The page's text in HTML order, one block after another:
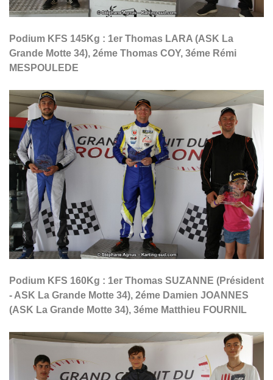
Podium KFS 145Kg : 1er Thomas LARA (ASK La
Grande Motte 34), 2éme Thomas COY, 3éme Rémi
MESPOULEDE
Podium KFS 160Kg : 1er Thomas SUZANNE (Président
- ASK La Grande Motte 34), 2éme Damien JOANNES
(ASK La Grande Motte 34), 3éme Matthieu FOURNIL